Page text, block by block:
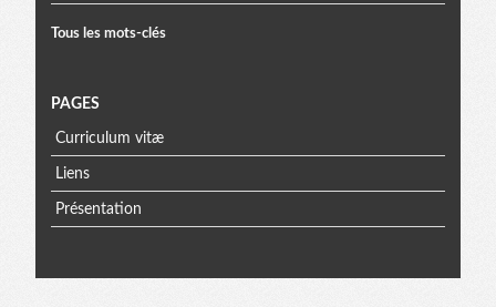
Tous les mots-clés
PAGES
Curriculum vitæ
Liens
Présentation